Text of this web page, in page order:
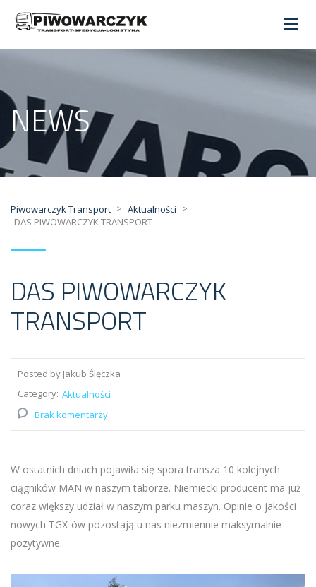
NEWS
Piwowarczyk Transport > Aktualności >
DAS PIWOWARCZYK TRANSPORT
DAS PIWOWARCZYK
TRANSPORT
Posted by Jakub Ślęczka
Category: Aktualności
Brak komentarzy
W ostatnich dniach pojawiła się spora transza 10 kolejnych
ciągników MAN w naszym taborze. Niemiecki producent ma już
coraz większy udział w naszym parku maszyn. Opinie o jakości
nowych TGX-ów pozostają u nas niezmiennie maksymalnie
pozytywne.